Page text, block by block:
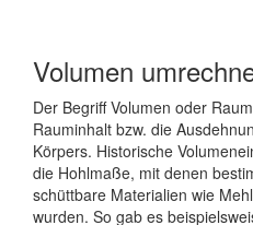
Volumen
Der Begriff Volumen oder
Rauminhalt bzw. die
Körpers. Historische
die Hohlmaße, mit denen
schüttbare Materialien wie
wurden. So gab es